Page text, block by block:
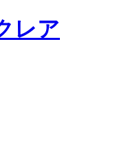
レア